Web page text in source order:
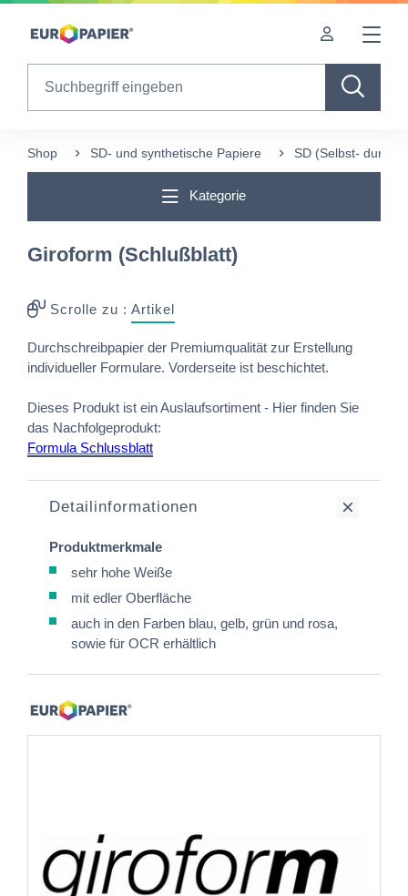
Table Of Content
Diese Produkte könnten Sie auch interessieren
Shop SD- und synthetische Papiere SD (Selbst-
Kategorie
Giroform (Schlußblatt)
Scrolle zu : Artikel
Durchschreibpapier der Premiumqualität zur Erstellung
individueller Formulare. Vorderseite ist beschichtet.
Dieses Produkt ist ein Auslaufsortiment - Hier finden Sie
das Nachfolgeprodukt:
Formula Schlussblatt
Detailinformationen
Produktmerkmale
sehr hohe Weiße
mit edler Oberfläche
auch in den Farben blau, gelb, grün und rosa,
sowie für OCR erhältlich